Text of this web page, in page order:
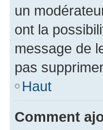
un
ont la
message de
pas
Haut
Comment